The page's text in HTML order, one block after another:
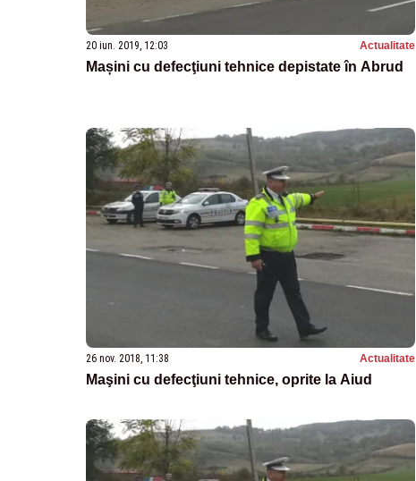
20 iun. 2019, 12:03 Actualitate
Mașini cu defecţiuni tehnice depistate în Abrud
26 nov. 2018, 11:38 Actualitate
Maşini cu defecţiuni tehnice, oprite la Aiud